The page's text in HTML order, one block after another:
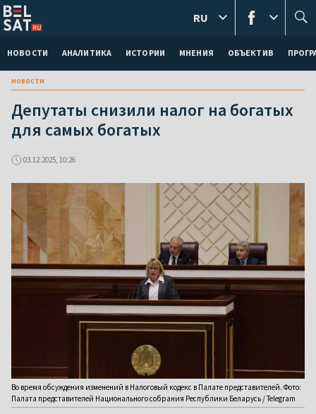
НОВОСТИ АНАЛИТИКА ИСТОРИИ МНЕНИЯ ОБЪЕКТИВ
RU
новости
Депутаты снизили налог на богатых
для самых богатых
03.12.2025, 10:26
Во время обсуждения изменений в Налоговый кодекс в Палате представителей. Фото:
Палата представителей Национального собрания Республики Беларусь / Telegram